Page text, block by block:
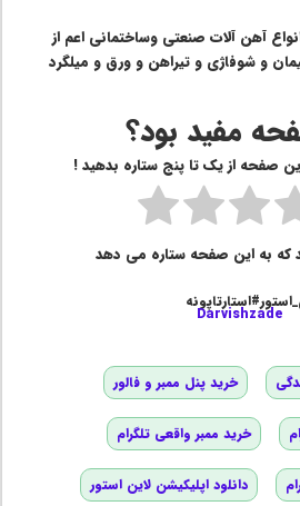
آهن آلات صنعتی وساختمانی اعم از
و شوفاژی و تیراهن و ورق و میلگرد
مفید بود؟
صفحه از یک تا پنج ستاره بدهید !
که به این صفحه ستاره می دهد
Darvishzade
خرید پنل ممبر و فالور
خرید ممبر واقعی تلگرام
دانلود اپلیکیشن لاین استور